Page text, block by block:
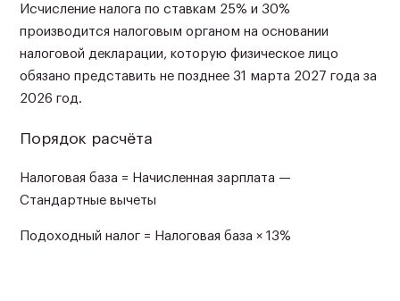
Исчисление налога по ставкам 25% и 30%
производится налоговым органом на основании
налоговой декларации, которую физическое лицо
обязано представить не позднее 31 марта 2027 года за
2026 год.
Порядок расчёта
Налоговая база = Начисленная зарплата —
Стандартные вычеты
Подоходный налог = Налоговая база × 13%